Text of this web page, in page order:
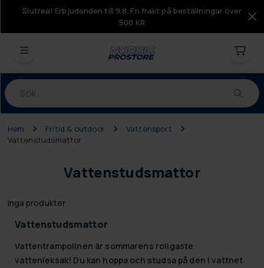
Slutrea! Erbjudanden till 9.8. Fri frakt på beställningar över
500 KR
Produkter
Hem Fritid & outdoor
Vattensport
Vattenstudsmattor
Vattenstudsmattor
inga produkter
Vattenstudsmattor
Vattentrampolinen är sommarens roligaste
vattenleksak! Du kan hoppa och studsa på den i vattnet